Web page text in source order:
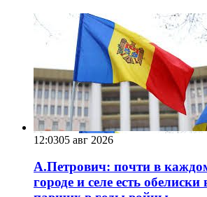
12:0305 авг 2026
А.Петрович: почти в
городе и селе есть